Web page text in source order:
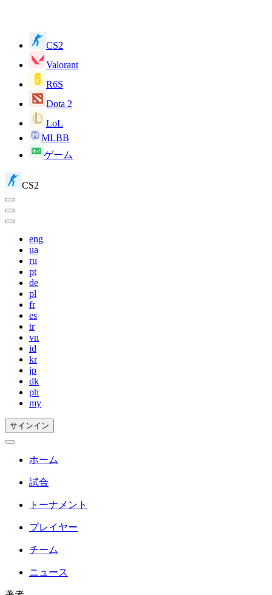
CS2
Valorant
R6S
Dota 2
LoL
MLBB
ゲーム
CS2
eng
ua
ru
pt
de
pl
fr
es
tr
vn
id
kr
jp
dk
ph
my
サインイン
ホーム
試合
トーナメント
プレイヤー
チーム
ニュース